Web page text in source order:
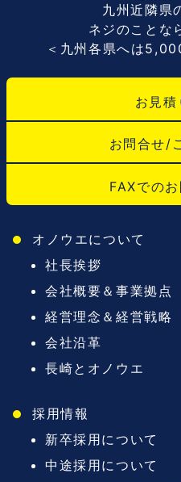
九州近隣県
ネジのことな
＜九州各県へは
お見積
お問合せ/
FAXでの
オノウエについて
社長挨拶
会社概要＆事業拠点
経営理念＆経営戦略
会社沿革
長崎とオノウエ
採用情報
新卒採用について
中途採用について